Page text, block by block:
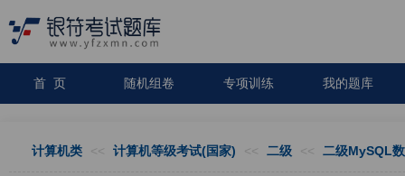
首 页 随机组卷 专项训练 我的题库
计算机类 << 计算机等级考试(国家) << 二级 << 二级MySQL